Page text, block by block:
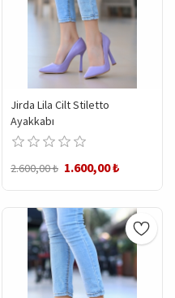
Jirda Lila Cilt Stiletto
Ayakkabı
2.600,00 ₺ 1.600,00 ₺